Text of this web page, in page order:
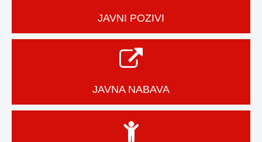
JAVNI POZIVI
JAVNA NABAVA